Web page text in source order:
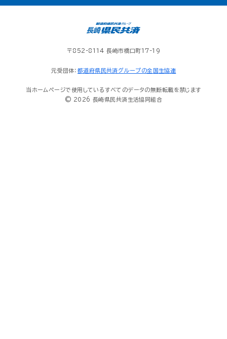
〒852-8114 長崎市橋口町17-19
元受団体： 都道府県民共済グループの全国生協連
当ホームページで使用しているすべてのデータの無断転載を禁じます
© 2026 長崎県民共済生活協同組合